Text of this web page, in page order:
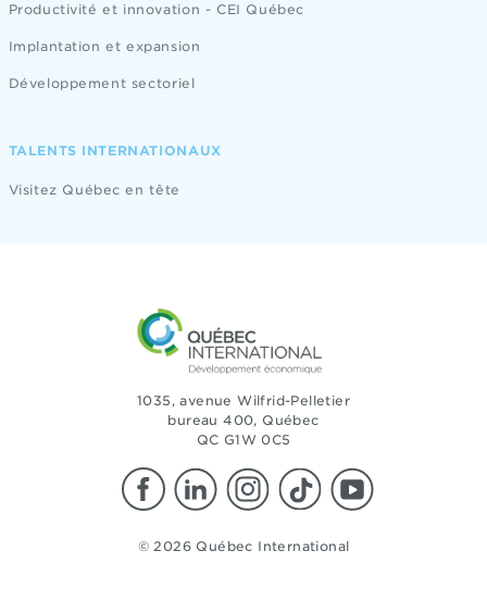
Productivité et innovation - CEI Québec
Implantation et expansion
Développement sectoriel
TALENTS INTERNATIONAUX
Visitez Québec en tête
1035, avenue Wilfrid-Pelletier
bureau 400, Québec
QC G1W 0C5
© 2026 Québec International